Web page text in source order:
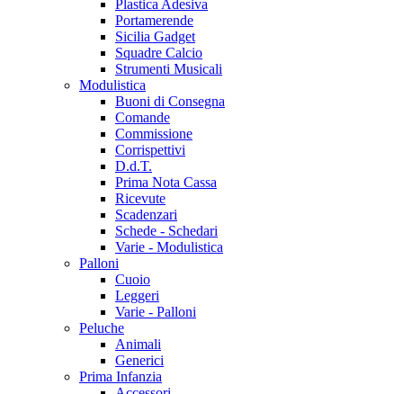
Plastica Adesiva
Portamerende
Sicilia Gadget
Squadre Calcio
Strumenti Musicali
Modulistica
Buoni di Consegna
Comande
Commissione
Corrispettivi
D.d.T.
Prima Nota Cassa
Ricevute
Scadenzari
Schede - Schedari
Varie - Modulistica
Palloni
Cuoio
Leggeri
Varie - Palloni
Peluche
Animali
Generici
Prima Infanzia